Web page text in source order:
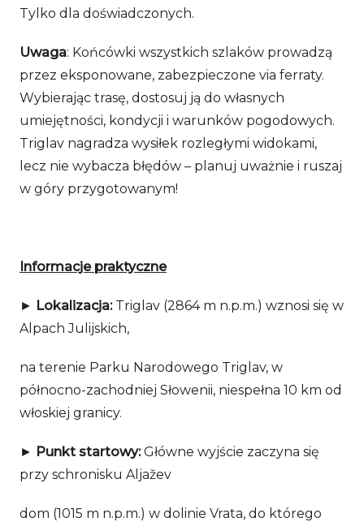
Tylko dla doświadczonych.
Uwaga: Końcówki wszystkich szlaków prowadzą
przez eksponowane, zabezpieczone via ferraty.
Wybierając trasę, dostosuj ją do własnych
umiejętności, kondycji i warunków pogodowych.
Triglav nagradza wysiłek rozległymi widokami,
lecz nie wybacza błędów – planuj uważnie i ruszaj
w góry przygotowanym!
Informacje praktyczne
► Lokalizacja: Triglav (2864 m n.p.m.) wznosi się w
Alpach Julijskich,
na terenie Parku Narodowego Triglav, w
północno-zachodniej Słowenii, niespełna 10 km od
włoskiej granicy.
► Punkt startowy:Główne wyjście zaczyna się
przy schronisku Aljažev
dom (1015 m n.p.m.) w dolinie Vrata, do którego